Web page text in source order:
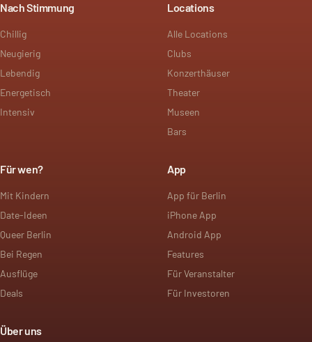
Nach Stimmung
Chillig
Neugierig
Lebendig
Energetisch
Intensiv
Locations
Alle Locations
Clubs
Konzerthäuser
Theater
Museen
Bars
Für wen?
Mit Kindern
Date-Ideen
Queer Berlin
Bei Regen
Ausflüge
Deals
App
App für Berlin
iPhone App
Android App
Features
Für Veranstalter
Für Investoren
Über uns